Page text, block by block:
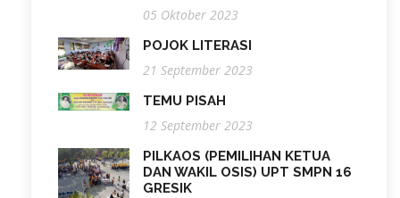
05 Oktober 2023
POJOK LITERASI
21 September 2023
TEMU PISAH
12 September 2023
PILKAOS (PEMILIHAN KETUA
DAN WAKIL OSIS) UPT SMPN 16
GRESIK